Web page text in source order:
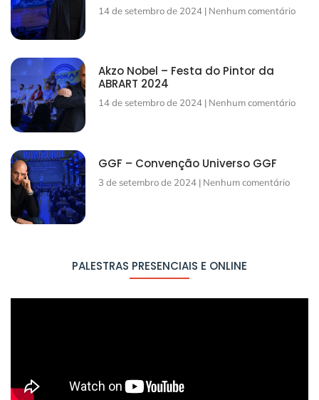
14 de setembro de 2024 Nenhum comentário
Akzo Nobel – Festa do Pintor da
ABRART 2024
14 de setembro de 2024 Nenhum comentário
GGF – Convenção Universo GGF
3 de setembro de 2024 Nenhum comentário
PALESTRAS PRESENCIAIS E ONLINE